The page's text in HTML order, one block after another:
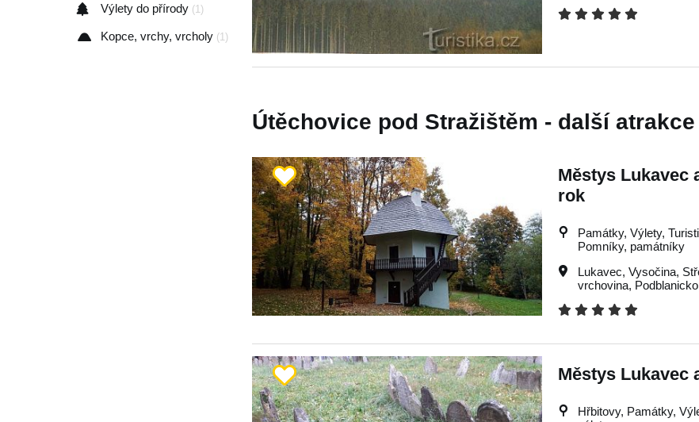
Výlety do přírody (1)
Kopce, vrchy, vrcholy (1)
Útěchovice pod Stražištěm - další
Městys Lukavec
rok
Památky, Výlety,
Pomníky, památníky
Lukavec, Vysočina,
vrchovina, Podblanicko
Městys Lukavec
Hřbitovy, Památky,